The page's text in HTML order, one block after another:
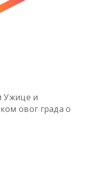
Ужице и
овог града о